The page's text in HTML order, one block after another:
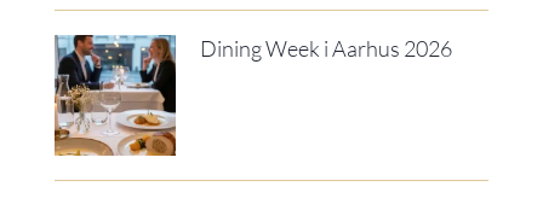
Dining Week i Aarhus 2026